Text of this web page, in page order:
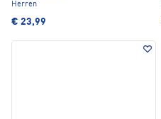
Herren
€ 23,99